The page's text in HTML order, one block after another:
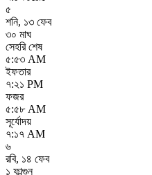
৫
শনি, ১৩ ফেব
৩০ মাঘ
সেহরি শেষ
৫:৫৩ AM
ইফতার
৭:২১ PM
ফজর
৫:৫৮ AM
সূর্যোদয়
৭:১৭ AM
৬
রবি, ১৪ ফেব
১ ফাল্গুন